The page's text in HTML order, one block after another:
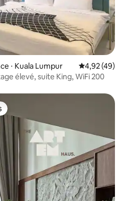
⋅ Kuala Lumpur Évaluation
4,92 (49)
élevé, suite King, WiFi 200